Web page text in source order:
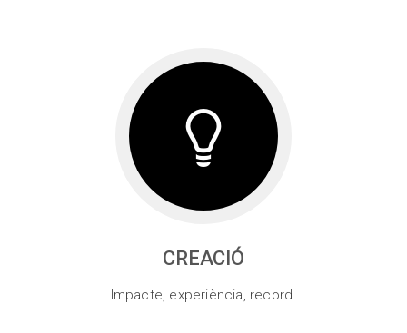
CREACIÓ
Impacte, experiència, record.